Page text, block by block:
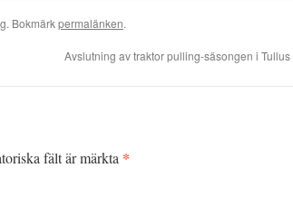
. Bokmärkpermalänken.
Avslutning av traktor pulling-säsongen i Tullus
fält är märkta *